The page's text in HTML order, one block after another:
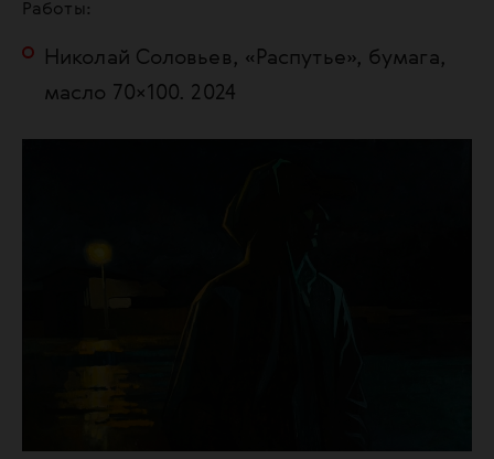
Работы:
Николай Соловьев, «Распутье», бумага,
масло 70×100. 2024